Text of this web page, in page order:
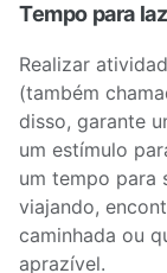
Tempo para
Realizar
(também
disso, garante
um estímulo
um tempo para
viajando,
caminhada ou
aprazível.